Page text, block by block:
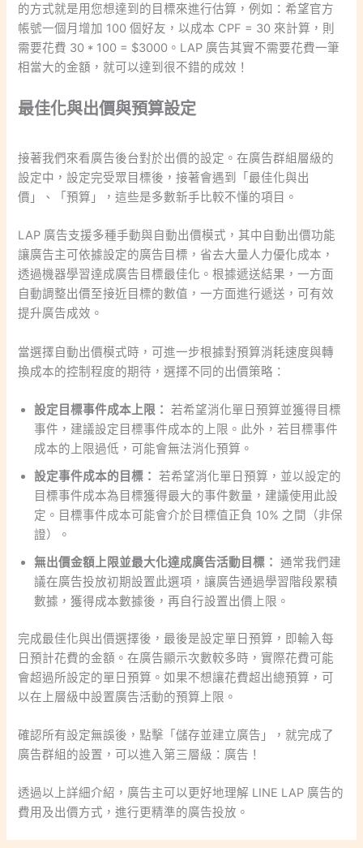
的方式就是用您想達到的目標來進行估算，例如：希望官方
帳號一個月增加 100 個好友，以成本 CPF = 30 來計算，則
需要花費 30 * 100 = $3000。LAP 廣告其實不需要花費一筆
相當大的金額，就可以達到很不錯的成效！
最佳化與出價與預算設定
接著我們來看廣告後台對於出價的設定。在廣告群組層級的
設定中，設定完受眾目標後，接著會遇到「最佳化與出
價」、「預算」，這些是多數新手比較不懂的項目。
LAP 廣告支援多種手動與自動出價模式，其中自動出價功能
讓廣告主可依據設定的廣告目標，省去大量人力優化成本，
透過機器學習達成廣告目標最佳化。根據遞送結果，一方面
自動調整出價至接近目標的數值，一方面進行遞送，可有效
提升廣告成效。
當選擇自動出價模式時，可進一步根據對預算消耗速度與轉
換成本的控制程度的期待，選擇不同的出價策略：
設定目標事件成本上限： 若希望消化單日預算並獲得目標
事件，建議設定目標事件成本的上限。此外，若目標事件
成本的上限過低，可能會無法消化預算。
設定事件成本的目標： 若希望消化單日預算，並以設定的
目標事件成本為目標獲得最大的事件數量，建議使用此設
定。目標事件成本可能會介於目標值正負 10% 之間（非保
證）。
無出價金額上限並最大化達成廣告活動目標： 通常我們建
議在廣告投放初期設置此選項，讓廣告通過學習階段累積
數據，獲得成本數據後，再自行設置出價上限。
完成最佳化與出價選擇後，最後是設定單日預算，即輸入每
日預計花費的金額。在廣告顯示次數較多時，實際花費可能
會超過所設定的單日預算。如果不想讓花費超出總預算，可
以在上層級中設置廣告活動的預算上限。
確認所有設定無誤後，點擊「儲存並建立廣告」，就完成了
廣告群組的設置，可以進入第三層級：廣告！
透過以上詳細介紹，廣告主可以更好地理解 LINE LAP 廣告的
費用及出價方式，進行更精準的廣告投放。